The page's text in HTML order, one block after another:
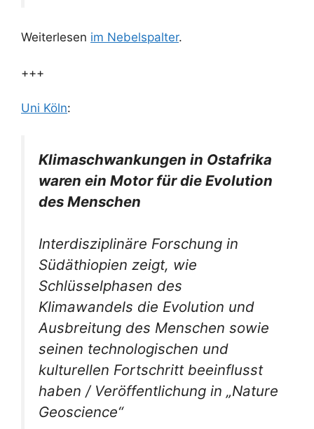
Weiterlesen im Nebelspalter.
+++
Uni Köln:
Klimaschwankungen in Ostafrika
waren ein Motor für die Evolution
des Menschen
Interdisziplinäre Forschung in
Südäthiopien zeigt, wie
Schlüsselphasen des
Klimawandels die Evolution und
Ausbreitung des Menschen sowie
seinen technologischen und
kulturellen Fortschritt beeinflusst
haben / Veröffentlichung in „Nature
Geoscience“